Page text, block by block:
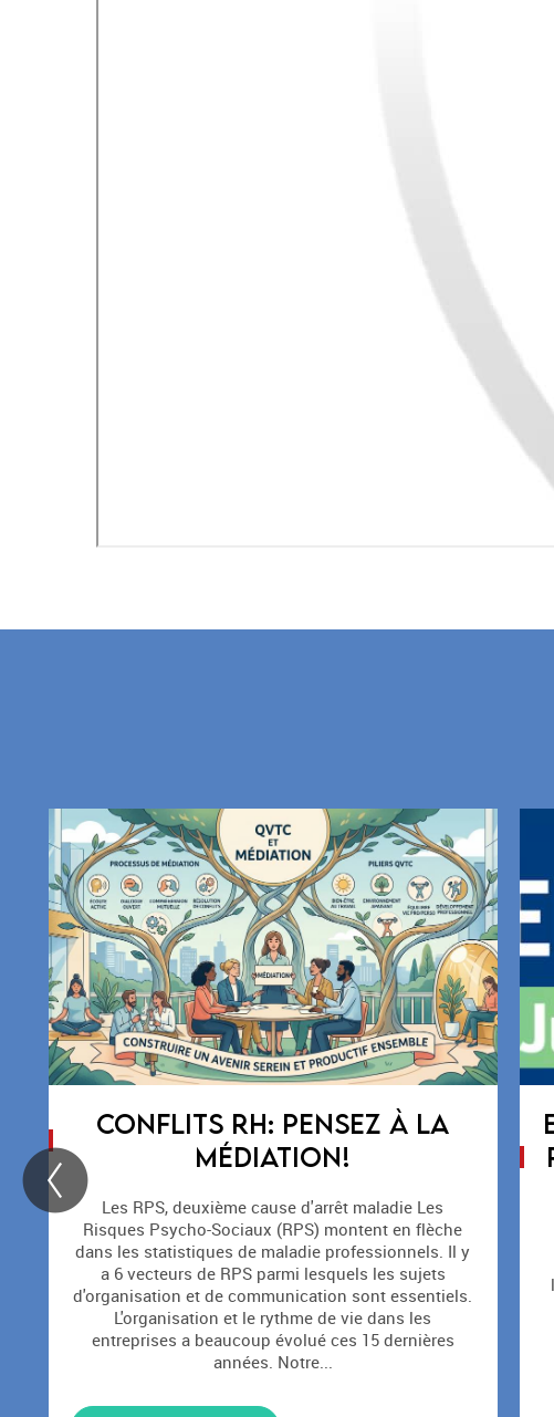
ENTRETENIR NOTRE EXPERTISE
POUR TOUJOURS MIEUX VOUS
Qu'est-ce qui qualifie un bon expert? Si un
consultant est un généraliste du changement,
l'expert, lui, se doit d'être plus que compétent dans
son domaine d'expertise. Chez SYNERG'ETHIC
Conseil, nous entretenons cette compétence en
participant régulièrement à des conférences, des
séminaires, des webinaires afin de pouvoir...